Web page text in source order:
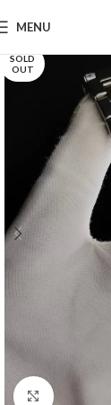
MENU
SOLD
OUT
Click to